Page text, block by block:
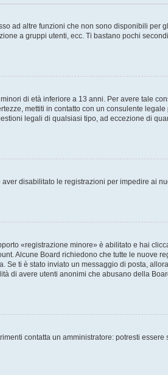
ad altre funzioni che non sono disponibili per
a gruppi utenti, ecc. Ti bastano pochi
di età inferiore a 13 anni. Per avere tale
mettiti in contatto con un consulente legale
legali di qualsiasi tipo, ad eccezione di
disabilitato le registrazioni per impedire ai
«registrazione minore» è abilitato e hai
Alcune Board richiedono che tutte le nuove
Se ti è stato inviato un messaggio di posta,
di avere utenti anonimi che abusano della
contatta un amministratore: potresti essere